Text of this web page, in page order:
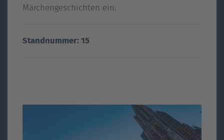
Märchengeschichten ein.
Standnummer: 15